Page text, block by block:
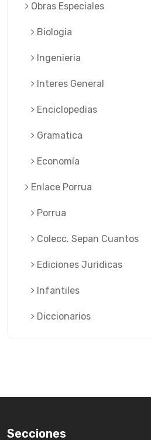
Obras Especiales
Biologia
Ingenieria
Interes General
Enciclopedias
Gramatica
Economía
Enlace Porrua
Porrua
Colecc. Sepan Cuantos
Ediciones Juridicas
Infantiles
Diccionarios
Secciones